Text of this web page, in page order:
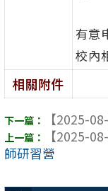
有意
校內
相關附件
【2025-
【2025-
師研習營